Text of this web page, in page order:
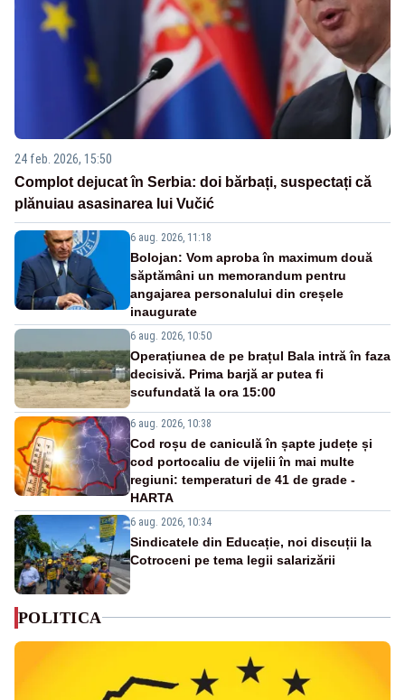
24 feb. 2026, 15:50
Complot dejucat în Serbia: doi bărbați, suspectați că
plănuiau asasinarea lui Vučić
6 aug. 2026, 11:18
Bolojan: Vom aproba în maximum două
săptămâni un memorandum pentru
angajarea personalului din creșele
inaugurate
6 aug. 2026, 10:50
Operațiunea de pe brațul Bala intră în faza
decisivă. Prima barjă ar putea fi
scufundată la ora 15:00
6 aug. 2026, 10:38
Cod roșu de caniculă în șapte județe și
cod portocaliu de vijelii în mai multe
regiuni: temperaturi de 41 de grade -
HARTA
6 aug. 2026, 10:34
Sindicatele din Educație, noi discuții la
Cotroceni pe tema legii salarizării
POLITICA